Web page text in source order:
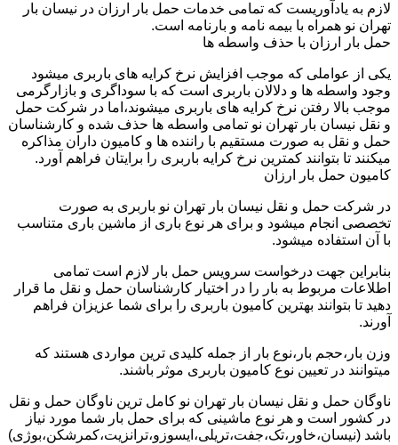
لازم به یادآوریست که تمامی خدمات حمل بار ارزان در نیسان بار
تهران نو همراه با بیمه نامه و بارنامه است.
حمل بار ارزان با حذف واسطه ها
یکی از عواملی که موجب افزایش نرخ کرایه های باربری میشود
وجود واسطه ها و دلالان باربری است که با سوداگری و بازارگرمی
موجب بالا رفتن نرخ کرایه های باربری میشوند،اما در شرکت حمل
و نقل نیسان بار تهران نو تمامی واسطه ها حذف شده و کارشناسان
حمل و نقل به صورت مستقیم با راننده ها و کامیون داران مذاکره
میکنند تا بتوانند کمترین نرخ کرایه باربری را برایتان فراهم آورد.
کامیون حمل بار ارزان
در شرکت حمل و نقل نیسان بار تهران نو باربری به صورت
تخصصی انجام میشود و برای هر نوع باری از ماشین باری متناسب
با آن استفاده میشود.
بنابراین جهت درخواست سرویس حمل بار لازم است تمامی
اطلاعات مربوط به بار را در اختیار کارشناسان حمل و نقل ما قرار
دهید تا بتوانند بهترین کامیون باربری را برای شما عزیزان فراهم
آورند.
وزن بار،حجم بار،نوع بار از جمله کلیدی ترین مواردی هستند که
میتوانند در تعیین نوع کامیون باربری موثر باشند.
ناوگان حمل و نقل نیسان بار تهران نو کامل ترین ناوگان حمل و نقل
در کشور است و هر نوع ماشینی که برای حمل بار شما مورد نیاز
باشد (نیسان،خاور،تک،جفت،تریلی،ایسوزو،ترانزیت،کمرشکن،بوژی)